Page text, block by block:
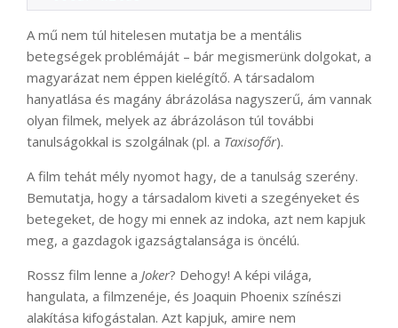
A mű nem túl hitelesen mutatja be a mentális
betegségek problémáját – bár megismerünk dolgokat, a
magyarázat nem éppen kielégítő. A társadalom
hanyatlása és magány ábrázolása nagyszerű, ám vannak
olyan filmek, melyek az ábrázoláson túl további
tanulságokkal is szolgálnak (pl. a Taxisofőr).
A film tehát mély nyomot hagy, de a tanulság szerény.
Bemutatja, hogy a társadalom kiveti a szegényeket és
betegeket, de hogy mi ennek az indoka, azt nem kapjuk
meg, a gazdagok igazságtalansága is öncélú.
Rossz film lenne a Joker? Dehogy! A képi világa,
hangulata, a filmzenéje, és Joaquin Phoenix színészi
alakítása kifogástalan. Azt kapjuk, amire nem